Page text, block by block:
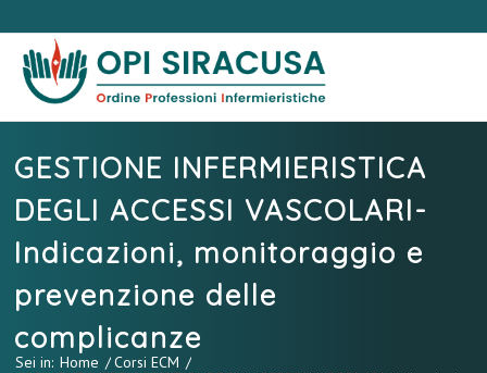
GESTIONE INFERMIERISTICA
DEGLI ACCESSI VASCOLARI-
Indicazioni, monitoraggio e
prevenzione delle
complicanze
Sei in: Home /Corsi ECM /